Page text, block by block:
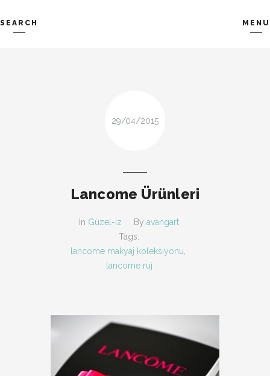
SEARCH MENU
29/04/2015
Lancome Ürünleri
In Güzel-iz By avangart
Tags:
lancome makyaj koleksiyonu
lancome ruj